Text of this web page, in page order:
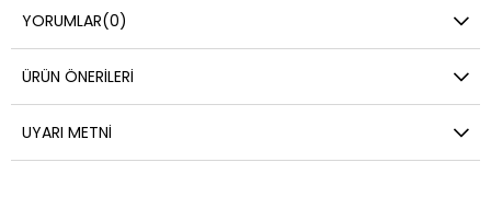
YORUMLAR(0)
ÜRÜN ÖNERILERI
UYARI METNI